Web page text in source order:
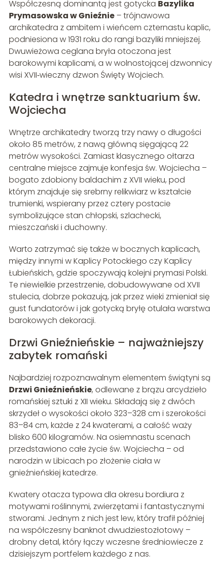
Współczesną dominantą jest gotycka Bazylika
Prymasowska w Gnieźnie– trójnawowa
archikatedra z ambitem i wieńcem czternastu kaplic,
podniesiona w 1931 roku do rangi bazyliki mniejszej.
Dwuwieżowa ceglana bryła otoczona jest
barokowymi kaplicami, a w wolnostojącej dzwonnicy
wisi XVII‑wieczny dzwon Święty Wojciech.
Katedra i wnętrze sanktuarium św.
Wojciecha
Wnętrze archikatedry tworzą trzy nawy o długości
około 85 metrów, z nawą główną sięgającą 22
metrów wysokości. Zamiast klasycznego ołtarza
centralne miejsce zajmuje konfesja św. Wojciecha –
bogato zdobiony baldachim z XVII wieku, pod
którym znajduje się srebrny relikwiarz w kształcie
trumienki, wspierany przez cztery postacie
symbolizujące stan chłopski, szlachecki,
mieszczański i duchowny.
Warto zatrzymać się także w bocznych kaplicach,
między innymi w Kaplicy Potockiego czy Kaplicy
Łubieńskich, gdzie spoczywają kolejni prymasi Polski.
Te niewielkie przestrzenie, dobudowywane od XVII
stulecia, dobrze pokazują, jak przez wieki zmieniał się
gust fundatorów i jak gotycką bryłę otulała warstwa
barokowych dekoracji.
Drzwi Gnieźnieńskie – najważniejszy
zabytek romański
Najbardziej rozpoznawalnym elementem świątyni są
Drzwi Gnieźnieńskie, odlewane z brązu arcydzieło
romańskiej sztuki z XII wieku. Składają się z dwóch
skrzydeł o wysokości około 323–328 cm i szerokości
83–84 cm, każde z 24 kwaterami, a całość waży
blisko 600 kilogramów. Na osiemnastu scenach
przedstawiono całe życie św. Wojciecha – od
narodzin w Libicach po złożenie ciała w
gnieźnieńskiej katedrze.
Kwatery otacza typowa dla okresu bordiura z
motywami roślinnymi, zwierzętami i fantastycznymi
stworami. Jednym z nich jest lew, który trafił później
na współczesny banknot dwudziestozłotowy –
drobny detal, który łączy wczesne średniowiecze z
dzisiejszym portfelem każdego z nas.